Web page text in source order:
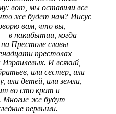
вот, мы оставили все
же будет нам? Иисус
вам, что вы,
в пакибытии, когда
Престоле славы
престолах
И всякий,
или сестер, или
детей, или земли,
во сто крат и
Многие же будут
первыми.